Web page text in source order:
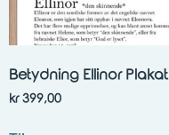
Betydning Ellinor Plakat
kr399,00